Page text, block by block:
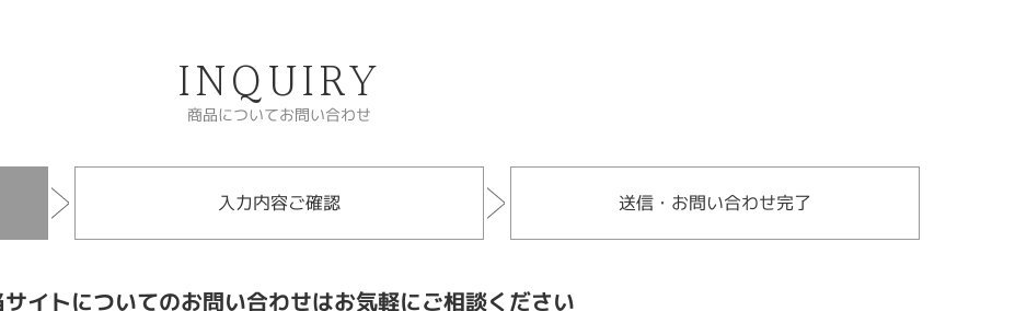
INQUIRY
商品についてお問い合わせ
入力内容ご確認 送信・お問い合わせ完了
サイトについてのお問い合わせはお気軽にご相談ください